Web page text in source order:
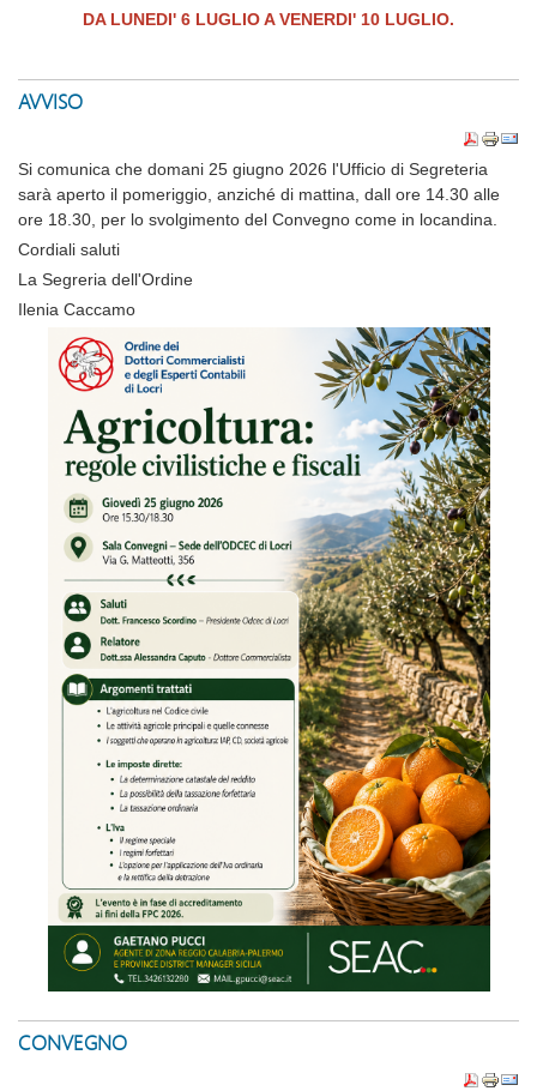
DA LUNEDI' 6 LUGLIO A VENERDI' 10 LUGLIO.
AVVISO
Si comunica che domani 25 giugno 2026 l'Ufficio di Segreteria
sarà aperto il pomeriggio, anziché di mattina, dall ore 14.30 alle
ore 18.30, per lo svolgimento del Convegno come in locandina.
Cordiali saluti
La Segreria dell'Ordine
Ilenia Caccamo
CONVEGNO